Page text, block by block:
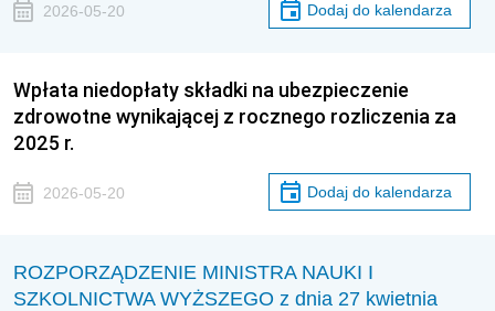
2026-05-20 Dodaj do kalendarza
Wpłata niedopłaty składki na ubezpieczenie
zdrowotne wynikającej z rocznego rozliczenia za
2025 r.
2026-05-20 Dodaj do kalendarza
ROZPORZĄDZENIE MINISTRA NAUKI I
SZKOLNICTWA WYŻSZEGO z dnia 27 kwietnia